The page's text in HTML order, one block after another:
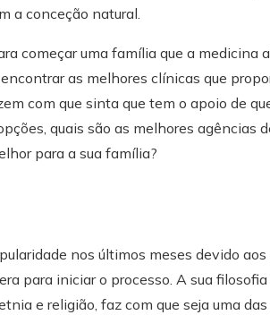
a conceção natural.
começar uma família que a medicina
as melhores clínicas que
com que sinta que tem o apoio de
quais são as melhores agências
para a sua família?
nos últimos meses devido aos
para iniciar o processo. A sua
e religião, faz com que seja uma